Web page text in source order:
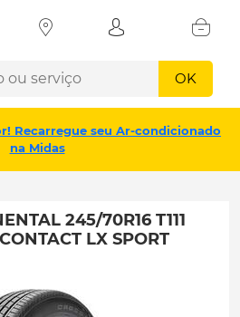
OK
Recarregue seu Ar-condicionado
na Midas
245/70R16 T111
LX SPORT